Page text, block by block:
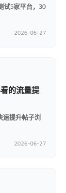
试5家平台，30
2026-06-27
的流量提
速提升帖子浏
2026-06-27